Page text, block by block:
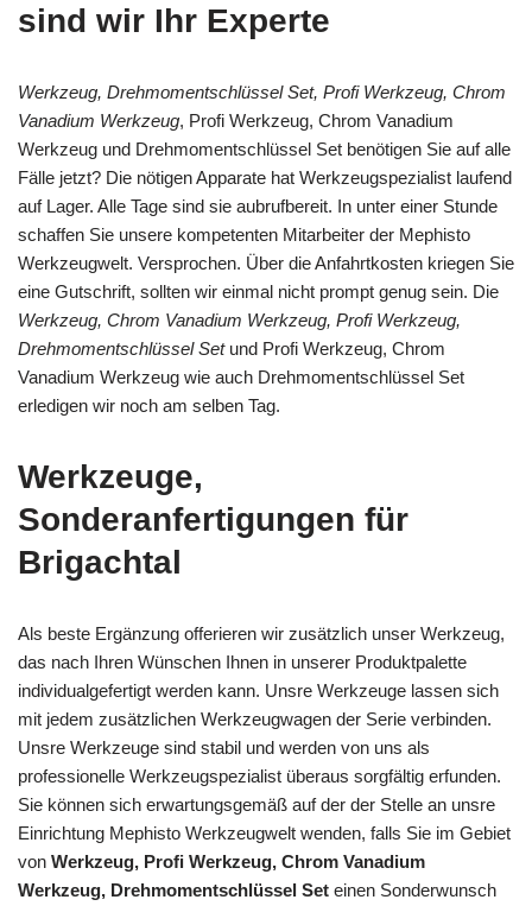
sind wir Ihr Experte
Werkzeug, Drehmomentschlüssel Set, Profi Werkzeug, Chrom
Vanadium Werkzeug, Profi Werkzeug, Chrom Vanadium
Werkzeug und Drehmomentschlüssel Set benötigen Sie auf alle
Fälle jetzt? Die nötigen Apparate hat Werkzeugspezialist laufend
auf Lager. Alle Tage sind sie aubrufbereit. In unter einer Stunde
schaffen Sie unsere kompetenten Mitarbeiter der Mephisto
Werkzeugwelt. Versprochen. Über die Anfahrtkosten kriegen Sie
eine Gutschrift, sollten wir einmal nicht prompt genug sein. Die
Werkzeug, Chrom Vanadium Werkzeug, Profi Werkzeug,
Drehmomentschlüssel Setund Profi Werkzeug, Chrom
Vanadium Werkzeug wie auch Drehmomentschlüssel Set
erledigen wir noch am selben Tag.
Werkzeuge,
Sonderanfertigungen für
Brigachtal
Als beste Ergänzung offerieren wir zusätzlich unser Werkzeug,
das nach Ihren Wünschen Ihnen in unserer Produktpalette
individualgefertigt werden kann. Unsre Werkzeuge lassen sich
mit jedem zusätzlichen Werkzeugwagen der Serie verbinden.
Unsre Werkzeuge sind stabil und werden von uns als
professionelle Werkzeugspezialist überaus sorgfältig erfunden.
Sie können sich erwartungsgemäß auf der der Stelle an unsre
Einrichtung Mephisto Werkzeugwelt wenden, falls Sie im Gebiet
von Werkzeug, Profi Werkzeug, Chrom Vanadium
Werkzeug, Drehmomentschlüssel Set einen Sonderwunsch